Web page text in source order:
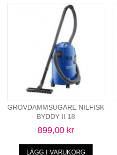
GROVDAMMSUGARE NILFISK
BYDDY II 18
899,00 kr
LÄGG I VARUKORG